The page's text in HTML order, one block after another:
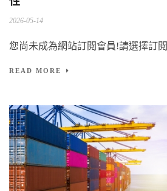
2026-05-14
您尚未成為網站訂閱會員!請選擇訂
READ MORE